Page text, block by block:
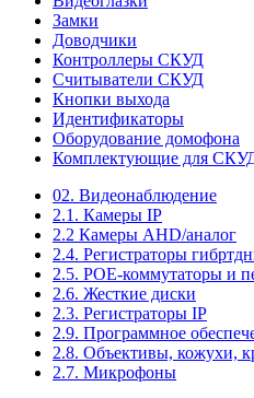
Замки
Доводчики
Контроллеры СКУД
Считыватели СКУД
Кнопки выхода
Идентификаторы
Оборудование домофона
Комплектующие для
02. Видеонаблюдение
2.1. Камеры IP
2.2 Камеры AHD/аналог
2.4. Регистраторы
2.5. РОЕ-коммутаторы и
2.6. Жесткие диски
2.3. Регистраторы IP
2.9. Программное
2.8. Объективы, кожухи,
2.7. Микрофоны